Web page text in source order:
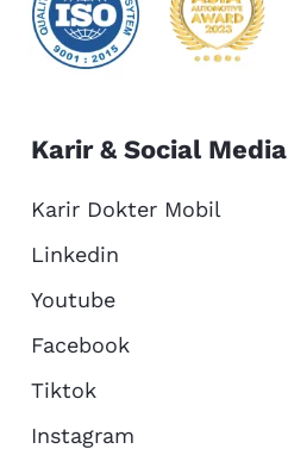
Karir & Social Media
Karir Dokter Mobil
Linkedin
Youtube
Facebook
Tiktok
Instagram